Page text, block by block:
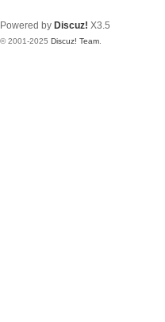
Powered by Discuz! X3.5
© 2001-2025 Discuz! Team